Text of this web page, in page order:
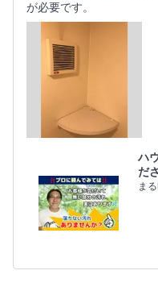
が必要です。
ハ
だ
ま